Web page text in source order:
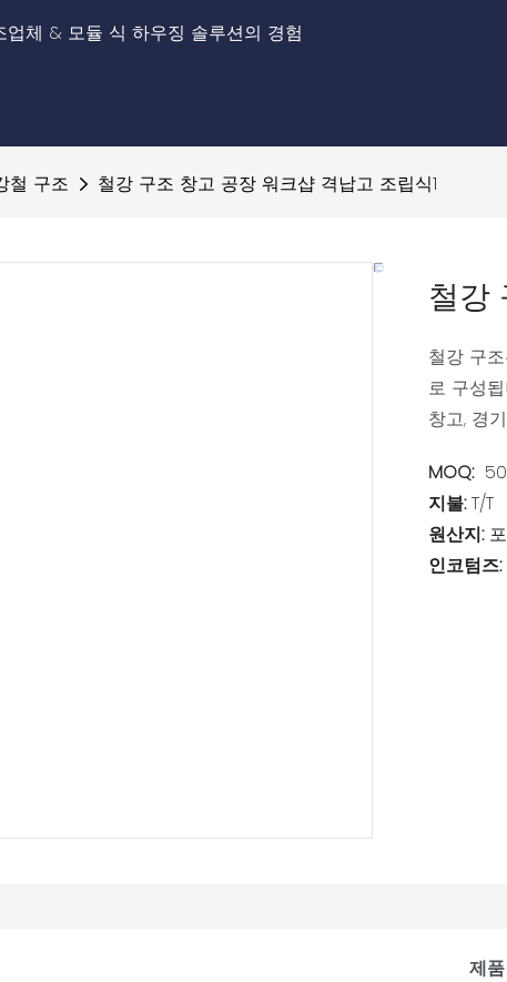
체 & 모듈 식 하우징 솔루션의 경험
철 구조 철강 구조 창고 공장 워크샵 격납고 조립식1
철강
철강 구
로 구성
창고, 경
MOQ:
지불:T/T
원산지:
인코텀즈:
제